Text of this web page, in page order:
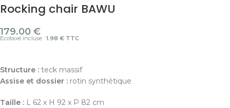
Rocking chair BAWU
179.00 €
Ecotaxe incluse : 1.98 € TTC
Structure : teck massif
Assise et dossier : rotin synthétique
Taille : L 62 x H 92 x P 82 cm